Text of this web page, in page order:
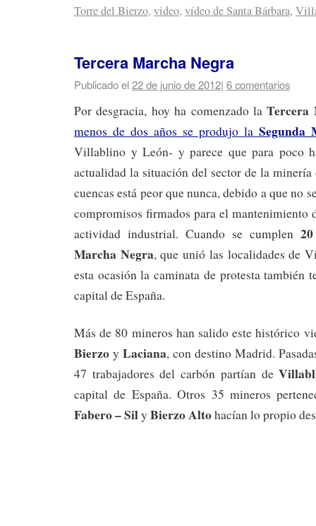
Torre del Bierzo, video, vídeo de Santa Bárbara,
Tercera Marcha Negra
Publicado el22 de junio de 2012| 6 comentarios
Por desgracia, hoy ha comenzado laTercera
menos de dos años se produjo la Segunda
Villablino y León- y parece que para poco
actualidad la situación del sector de la
cuencas está peor que nunca, debido a que no
compromisos firmados para el mantenimiento
actividad industrial. Cuando se cumplen
Marcha Negra, que unió las localidades de
esta ocasión la caminata de protesta también
capital de España.
Más de 80 mineros han salido este histórico
Bierzo yLaciana, con destino Madrid.
47 trabajadores del carbón partían de
capital de España. Otros 35 mineros
Fabero – Sily Bierzo Altohacían lo propio